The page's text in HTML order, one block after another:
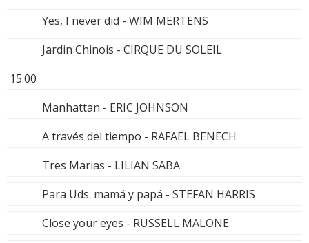
Yes, I never did - WIM MERTENS
Jardin Chinois - CIRQUE DU SOLEIL
15.00
Manhattan - ERIC JOHNSON
A través del tiempo - RAFAEL BENECH
Tres Marias - LILIAN SABA
Para Uds. mamá y papá - STEFAN HARRIS
Close your eyes - RUSSELL MALONE